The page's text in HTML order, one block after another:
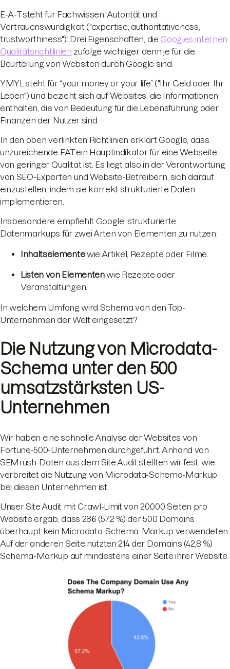
E-A-T steht für Fachwissen, Autorität und
Vertrauenswürdigkeit ("expertise, authoritativeness,
trustworthiness"): Drei Eigenschaften, die Googles internen
Qualitätsrichtlinien zufolge wichtiger denn je für die
Beurteilung von Websiten durch Google sind.
YMYL steht für “your money or your life” ("Ihr Geld oder Ihr
Leben") und bezieht sich auf Websites, die Informationen
enthalten, die von Bedeutung für die Lebensführung oder
Finanzen der Nutzer sind.
In den oben verlinkten Richtlinien erklärt Google, dass
unzureichende EAT ein Hauptindikator für eine Webseite
von geringer Qualität ist. Es liegt also in der Verantwortung
von SEO-Experten und Website-Betreibern, sich darauf
einzustellen, indem sie korrekt strukturierte Daten
implementieren.
Insbesondere empfiehlt Google, strukturierte
Datenmarkups für zwei Arten von Elementen zu nutzen:
Inhaltselementewie Artikel, Rezepte oder Filme.
Listen von Elementenwie Rezepte oder
Veranstaltungen.
In welchem Umfang wird Schema von den Top-
Unternehmen der Welt eingesetzt?
Die Nutzung von Microdata-
Schema unter den 500
umsatzstärksten US-
Unternehmen
Wir haben eine schnelle Analyse der Websites von
Fortune-500-Unternehmen durchgeführt. Anhand von
SEMrush-Daten aus dem Site Audit stellten wir fest, wie
verbreitet die Nutzung von Microdata-Schema-Markup
bei diesen Unternehmen ist.
Unser Site Audit mit Crawl-Limit von 20.000 Seiten pro
Website ergab, dass 286 (57,2 %) der 500 Domains
überhaupt kein Microdata-Schema-Markup verwendeten.
Auf der anderen Seite nutzten 214 der Domains (42,8 %)
Schema-Markup auf mindestens einer Seite ihrer Website.